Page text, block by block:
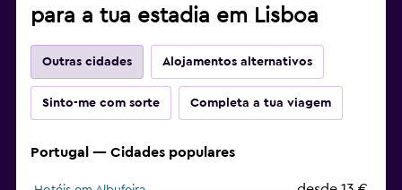
para a tua estadia em Lisboa
Outras cidades Alojamentos alternativos
Sinto-me com sorte Completa a tua viagem
Portugal — Cidades populares